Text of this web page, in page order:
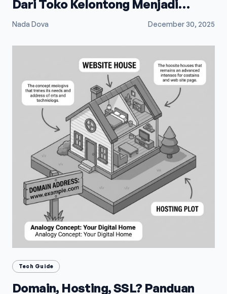
Dari Toko Kelontong Menjadi
Raksasa E-Commerce
Nada Dova December 30, 2025
Tech Guide
Domain, Hosting, SSL? Panduan